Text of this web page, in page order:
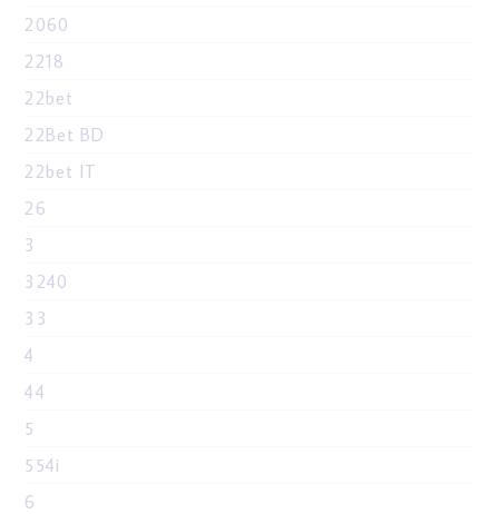
2060
2218
22bet
22Bet BD
22bet IT
26
3
3240
33
4
44
5
554i
6